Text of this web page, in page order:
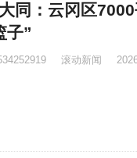
同：云冈区
子”
滚动新闻